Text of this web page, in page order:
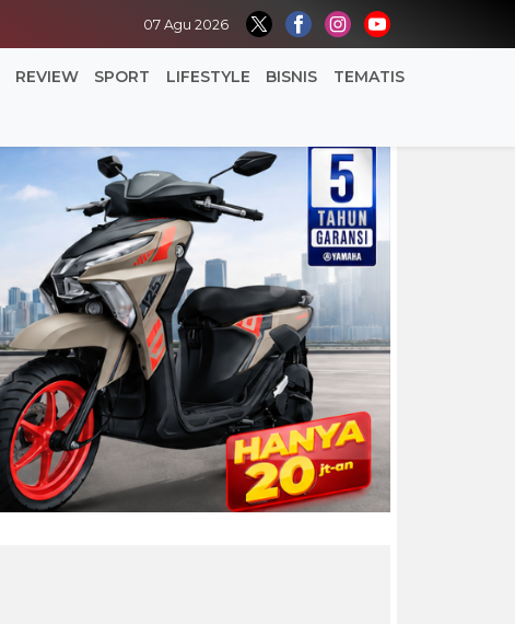
07 Agu 2026
REVIEW SPORT LIFESTYLE BISNIS TEMATIS